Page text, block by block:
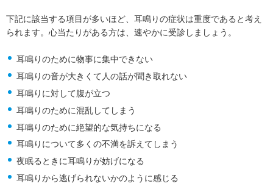
下記に該当する項目が多いほど、耳鳴りの症状は重度であると考え
られます。心当たりがある方は、速やかに受診しましょう。
耳鳴りのために物事に集中できない
耳鳴りの音が大きくて人の話が聞き取れない
耳鳴りに対して腹が立つ
耳鳴りのために混乱してしまう
耳鳴りのために絶望的な気持ちになる
耳鳴りについて多くの不満を訴えてしまう
夜眠るときに耳鳴りが妨げになる
耳鳴りから逃げられないかのように感じる